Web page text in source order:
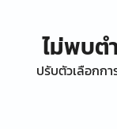
ไม่พบ
ปรับตัวเลือกก